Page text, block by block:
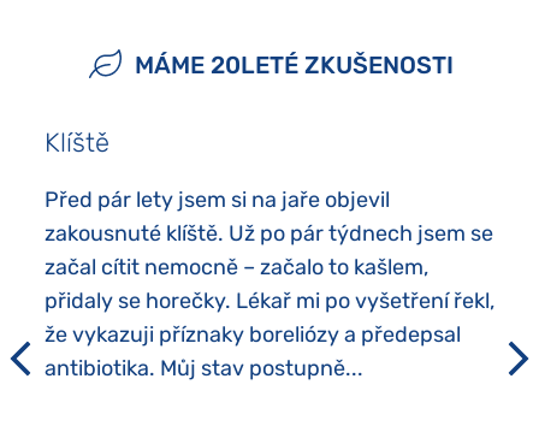
MÁME 20LETÉ ZKUŠENOSTI
Klíště
Před pár lety jsem si na jaře objevil
zakousnuté klíště. Už po pár týdnech jsem se
začal cítit nemocně – začalo to kašlem,
přidaly se horečky. Lékař mi po vyšetření řekl,
že vykazuji příznaky boreliózy a předepsal
antibiotika. Můj stav postupně...